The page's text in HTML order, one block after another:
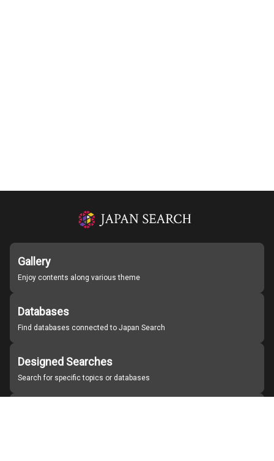
Gallery
Enjoy contents along various theme
Databases
Find databases connected to Japan Search
Designed Searches
Search for specific topics or databases